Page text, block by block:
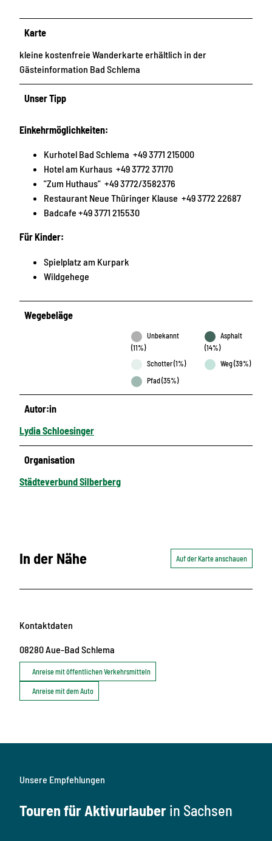
Karte
kleine kostenfreie Wanderkarte erhältlich in der
Gästeinformation Bad Schlema
Unser Tipp
Einkehrmöglichkeiten:
Kurhotel Bad Schlema +49 3771 215000
Hotel am Kurhaus +49 3772 37170
"Zum Huthaus" +49 3772/3582376
Restaurant Neue Thüringer Klause +49 3772 22687
Badcafe +49 3771 215530
Für Kinder:
Spielplatz am Kurpark
Wildgehege
Wegebeläge
Unbekannt
(11%)
Asphalt
(14%)
Schotter (1%)
Weg (39%)
Pfad (35%)
Autor:in
Lydia Schloesinger
Organisation
Städteverbund Silberberg
In der Nähe Auf der Karte anschauen
Kontaktdaten
08280Aue-Bad Schlema
Anreise mit öffentlichen Verkehrsmitteln
Anreise mit dem Auto
Unsere Empfehlungen
Touren für Aktivurlauber in Sachsen